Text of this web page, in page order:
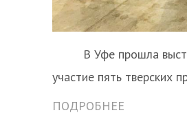
В Уфе прошла
участие пять тверских
ПОДРОБНЕЕ